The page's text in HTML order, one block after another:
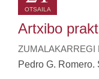
OTSAILA
Artxibo
ZUMALAKARREGI
Pedro G.